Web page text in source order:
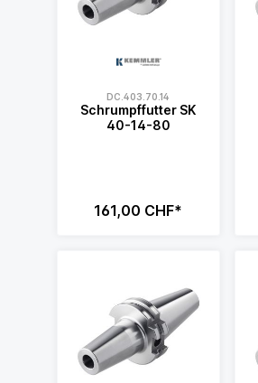
DC.403.70.14
Schrumpffutter SK
40-14-80
161,00 CHF*